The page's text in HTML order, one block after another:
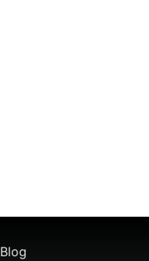
Blog